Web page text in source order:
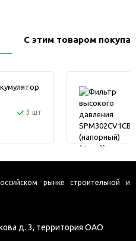
С этим товаром
3 шт
рынке строительной и
д. 3, территория ОАО